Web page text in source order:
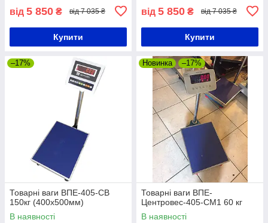
від 5 850 ₴ від 7 035 ₴
Купити
від 5 850 ₴ від 7 035 ₴
Купити
–17%
Товарні ваги ВПЕ-405-СВ
150кг (400х500мм)
В наявності
Новинка –17%
Товарні ваги ВПЕ-
Центровес-405-СМ1 60 кг
В наявності